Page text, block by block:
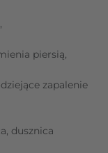
piersią,
zapalenie
dusznica